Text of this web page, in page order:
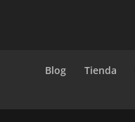
Blog Tienda